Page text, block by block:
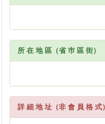
所 在 地 區（省 巿 區 街）
詳 細 地 址（非 會 員 格 式